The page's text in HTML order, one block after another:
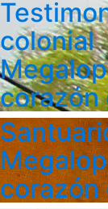
colonial
corazón
corazón